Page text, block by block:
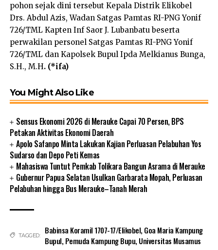
pohon sejak dini tersebut Kepala Distrik Elikobel
Drs. Abdul Azis, Wadan Satgas Pamtas RI-PNG Yonif
726/TML Kapten Inf Saor J. Lubanbatu beserta
perwakilan personel Satgas Pamtas RI-PNG Yonif
726/TML dan Kapolsek Bupul Ipda Melkianus Bunga,
S.H., M.H. (*ifa)
You Might Also Like
Sensus Ekonomi 2026 di Merauke Capai 70 Persen, BPS
Petakan Aktivitas Ekonomi Daerah
Apolo Safanpo Minta Lakukan Kajian Perluasan Pelabuhan Yos
Sudarso dan Depo Peti Kemas
Mahasiswa Tuntut Pemkab Tolikara Bangun Asrama di Merauke
Gubernur Papua Selatan Usulkan Garbarata Mopah, Perluasan
Pelabuhan hingga Bus Merauke–Tanah Merah
TAGGED: Babinsa Koramil 1707-17/Elikobel, Goa Maria Kampung
Bupul, Pemuda Kampung Bupu, Universitas Musamus